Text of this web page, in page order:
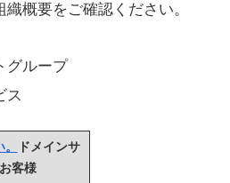
概要をご確認ください。
グループ
ス
ドメインサ
客様